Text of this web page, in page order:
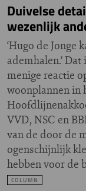
Duivelse
wezenlijk
‘Hugo de Jonge
ademhalen.’
menige reactie
woonplannen in
VVD, NSC en
van de door de
ogenschijnlijk
hebben voor de
COLUMN